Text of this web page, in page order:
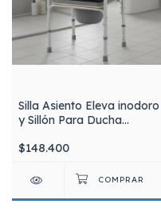
Silla Asiento Eleva inodoro
y Sillón Para Ducha
Portátil Silfab
$148.400